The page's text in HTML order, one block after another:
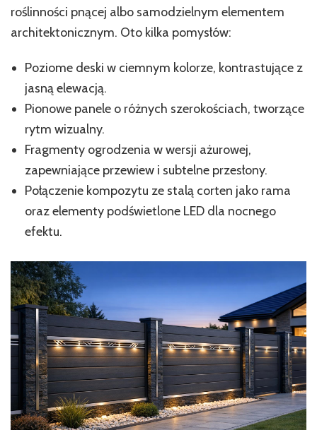
roślinności pnącej albo samodzielnym elementem
architektonicznym. Oto kilka pomysłów:
Poziome deski w ciemnym kolorze, kontrastujące z
jasną elewacją.
Pionowe panele o różnych szerokościach, tworzące
rytm wizualny.
Fragmenty ogrodzenia w wersji ażurowej,
zapewniające przewiew i subtelne przesłony.
Połączenie kompozytu ze stalą corten jako rama
oraz elementy podświetlone LED dla nocnego
efektu.